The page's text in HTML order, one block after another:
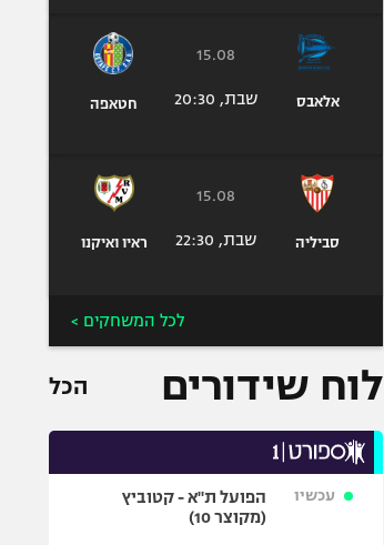
אלאבס
15.08
שבת, 20:30 חטאפה
סביליה
15.08
שבת, 22:30 ראיו ואיקנו
לכל המשחקים >
לוח שידורים הכל
עכשיו
הפועל ת"א - קטוביץ
(מקוצר 10)